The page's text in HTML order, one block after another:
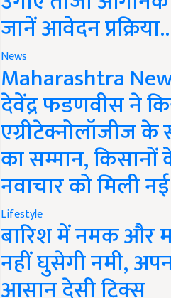
जानें आवेदन प्रक्रिया..
News
Maharashtra
देवेंद्र फडणवीस ने
एग्रीटेक्नोलॉजीज के
का सम्मान,
नवाचार को मिली
Lifestyle
बारिश में नमक और
नहीं घुसेगी नमी,